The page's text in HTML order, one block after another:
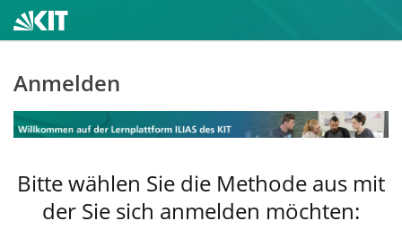
Anmelden
Bitte wählen Sie die Methode aus mit
der Sie sich anmelden möchten: